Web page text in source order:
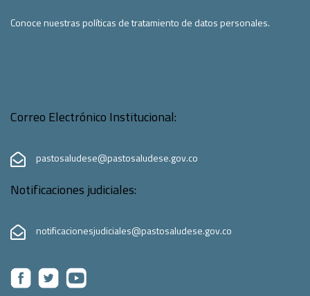
Conoce nuestras políticas de tratamiento de datos personales.
Correo Electrónico Institucional:
pastosaludese@pastosaludese.gov.co
Notificaciones judiciales:
notificacionesjudiciales@pastosaludese.gov.co